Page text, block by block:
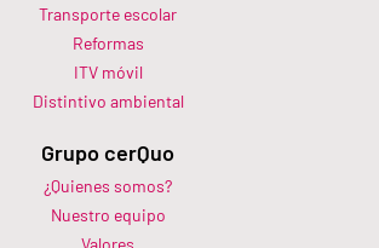
Transporte escolar
Reformas
ITV móvil
Distintivo ambiental
Grupo cerQuo
¿Quienes somos?
Nuestro equipo